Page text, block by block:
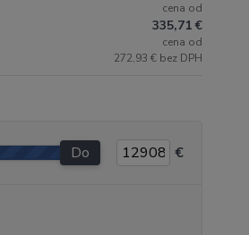
cena od
335,71 €
cena od
272,93 € bez DPH
Do €